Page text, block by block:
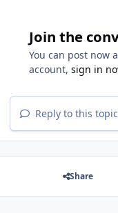
Join the
You can post now
account, sign in
Reply to this
Share